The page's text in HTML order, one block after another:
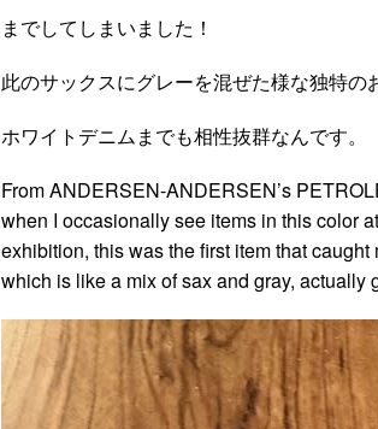
までしてしまいました！
此のサックスにグレーを混ぜた様な独特
ホワイトデニムまでも相性抜群なんです。
From ANDERSEN-ANDERSEN’s
when I occasionally see items in this color
exhibition, this was the first item that
which is like a mix of sax and gray,